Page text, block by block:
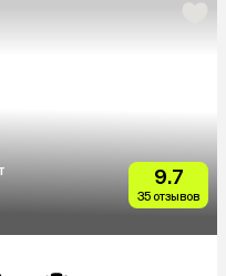
9.7
35 отзывов